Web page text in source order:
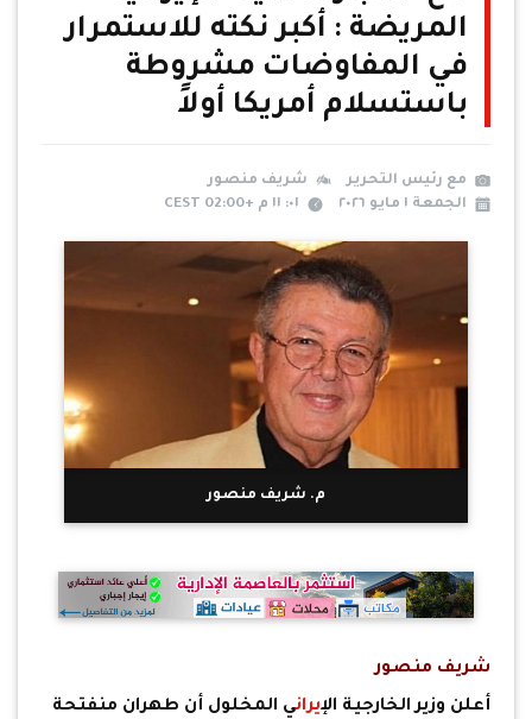
المريضة : أكبر نكته للاستمرار
في المفاوضات مشروطة
باستسلام أمريكا أولاً
مع رئيس التحرير
شريف منصور
الجمعة ١ مايو ٢٠٢٦
٠١: ١١ م +02:00 CEST
م. شريف منصور
شريف منصور
أعلن وزير الخارجية الإيراني المخلول أن طهران منفتحة